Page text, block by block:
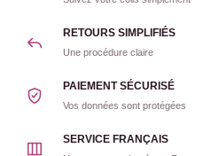
RETOURS SIMPLIFIÉS
Une procédure claire
PAIEMENT SÉCURISÉ
Vos données sont protégées
SERVICE FRANÇAIS